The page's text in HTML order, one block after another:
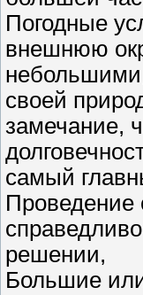
Погодные
внешнюю
своей
замечание,
самый
Проведение
решении,
Большие